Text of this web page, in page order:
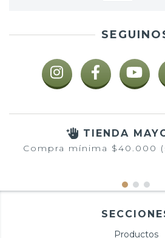
TIENDA
Compra mínima $40.000
Productos